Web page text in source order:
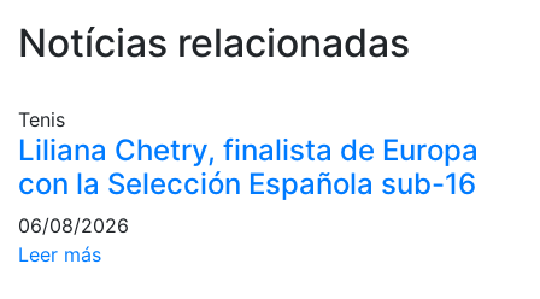
Área deportiva
tenis
Next Gen
Palmarés
equipos
Notícias relacionadas
Tenis
Liliana Chetry, finalista de Europa
con la Selección Española sub-16
06/08/2026
Leer más